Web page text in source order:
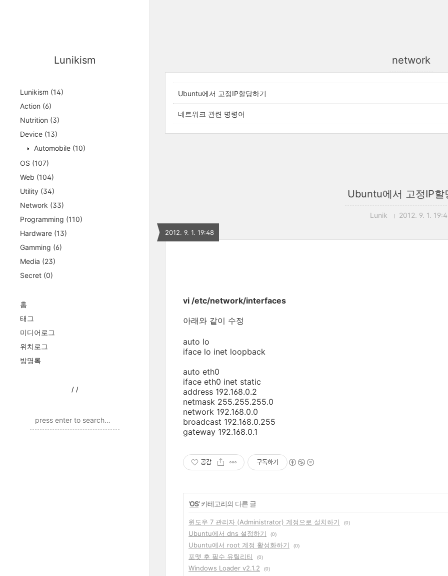
Lunikism
Lunikism (14)
Action (6)
Nutrition (3)
Device (13)
Automobile (10)
OS (107)
Web (104)
Utility (34)
Network (33)
Programming (110)
Hardware (13)
Gamming (6)
Media (23)
Secret (0)
홈
태그
미디어로그
위치로그
방명록
/ /
network
Ubuntu에서 고정IP할당하기
네트워크 관련 명령어
Ubuntu에서 고정IP할
Lunik 2012. 9. 1.
2012. 9. 1. 19:48
vi /etc/network/interfaces
아래와 같이 수정
auto lo
iface lo inet loopback
auto eth0
iface eth0 inet static
address 192.168.0.2
netmask 255.255.255.0
network 192.168.0.0
broadcast 192.168.0.255
gateway 192.168.0.1
공감 구독하기
'OS' 카테고리의 다른 글
윈도우 7 관리자 (Administrator) 계정으로 설치하기 (0)
Ubuntu에서 dns 설정하기
(0)
Ubuntu에서 root 계정 활성화하기
(0)
포맷 후 필수 유틸리티
(0)
Windows Loader v2.1.2
(0)